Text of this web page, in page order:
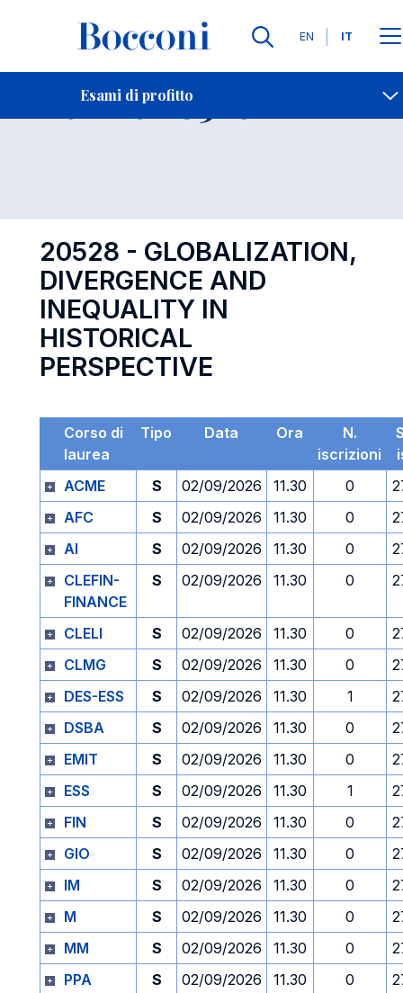
Lingue
EN IT
Esami di profitto
Contatti
Esame 20528 Open
20528 - GLOBALIZATION,
DIVERGENCE AND
INEQUALITY IN
HISTORICAL
PERSPECTIVE
Corso di
laurea
Tipo Data Ora
N.
iscrizioni
ACME
S 02/09/2026 11.30 0
AFC
S 02/09/2026 11.30 0
AI
S 02/09/2026 11.30 0
CLEFIN-
FINANCE
S 02/09/2026 11.30 0
CLELI S 02/09/2026 11.30 0
CLMG
S 02/09/2026 11.30 0
DES-ESS
S 02/09/2026 11.30 1
DSBA
S 02/09/2026 11.30 0
EMIT
S 02/09/2026 11.30 0
ESS
S 02/09/2026 11.30 1
FIN
S 02/09/2026 11.30 0
GIO
S 02/09/2026 11.30 0
IM
S 02/09/2026 11.30 0
M
S 02/09/2026 11.30 0
MM
S 02/09/2026 11.30 0
PPA
S 02/09/2026 11.30 0